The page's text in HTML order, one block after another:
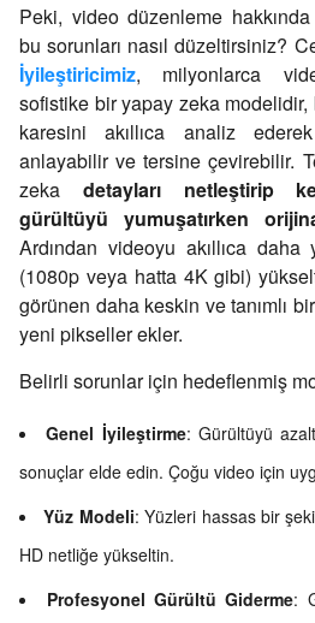
Peki, video düzenleme
bu sorunları nasıl düzeltirsiniz?
İyileştiricimiz, milyonlarca
sofistike bir yapay zeka
karesini akıllıca analiz
anlayabilir ve tersine çevirebilir.
zeka detayları netleştirip
gürültüyü yumuşatırken
Ardından videoyu akıllıca
(1080p veya hatta 4K gibi)
görünen daha keskin ve tanımlı
yeni pikseller ekler.
Belirli sorunlar için hedeflenmiş
Genel İyileştirme: Gürültüyü
sonuçlar elde edin. Çoğu video için
Yüz Modeli: Yüzleri hassas bir
HD netliğe yükseltin.
Profesyonel Gürültü Giderme: